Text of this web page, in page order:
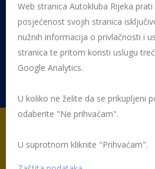
051 212 442 Centrala
Pon - Pet 08:00 - 16:00
Rujevica 9/1, 51000 Rijeka
Početna VC Sidebars Sidebar
Web stranica Autokluba Rijeka
posjećenost svojih stranica
nužnih informacija o privlačnosti i
stranica te pritom koristi uslugu
Google Analytics.
U koliko ne želite da se prikupljeni
odaberite "Ne prihvaćam".
U suprotnom kliknite "Prihvaćam".